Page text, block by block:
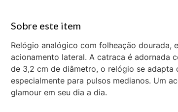
Relógio analógico com folheação dourada,
acionamento lateral. A catraca é adornada
de 3,2 cm de diâmetro, o relógio se
especialmente para pulsos medianos. Um
glamour em seu dia a dia.